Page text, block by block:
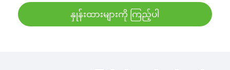
နှုန်းထားများကို ကြည့်ပါ